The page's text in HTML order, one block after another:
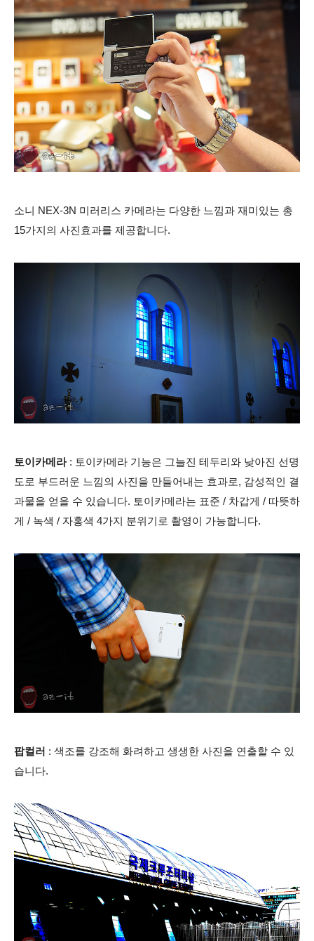
소니 NEX-3N 미러리스 카메라는 다양한 느낌과 재미있는 총
15가지의 사진효과를 제공합니다.
토이카메라: 토이카메라 기능은 그늘진 테두리와 낮아진 선명
도로 부드러운 느낌의 사진을 만들어내는 효과로, 감성적인 결
과물을 얻을 수 있습니다. 토이카메라는 표준 / 차갑게 / 따뜻하
게 / 녹색 / 자홍색 4가지 분위기로 촬영이 가능합니다.
팝컬러 : 색조를 강조해 화려하고 생생한 사진을 연출할 수 있
습니다.